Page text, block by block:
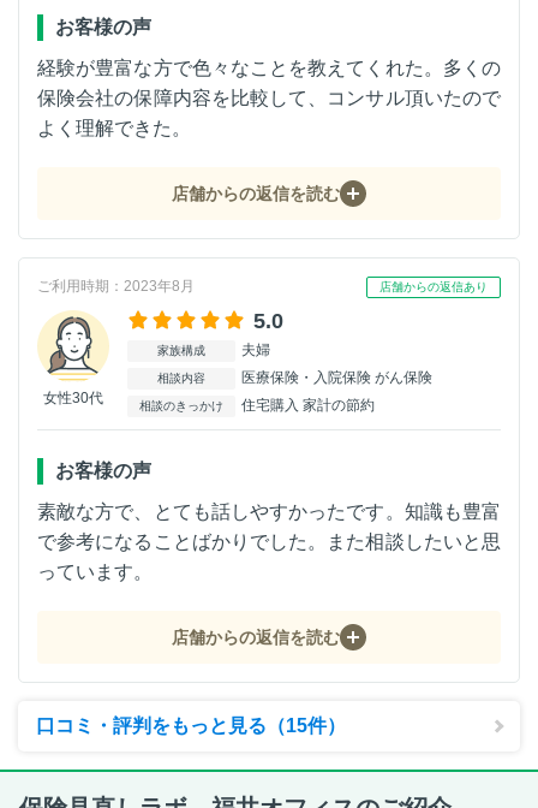
お客様の声
経験が豊富な方で色々なことを教えてくれた。多くの
保険会社の保障内容を比較して、コンサル頂いたので
よく理解できた。
店舗からの返信を読む
ご利用時期：2023年8月 店舗からの返信あり
女性30代
5.0
家族構成 夫婦
相談内容 医療保険・入院保険 がん保険
相談のきっかけ 住宅購入 家計の節約
お客様の声
素敵な方で、とても話しやすかったです。知識も豊富
で参考になることばかりでした。また相談したいと思
っています。
店舗からの返信を読む
口コミ・評判をもっと見る（15件）